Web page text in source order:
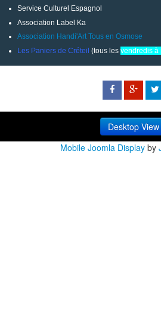
Service Culturel Espagnol
Association Label Ka
Association Handi'Art Tous en Osmose
Les Paniers de Créteil (tous lesvendredis à
Desktop View
Mobile Joomla Displayby